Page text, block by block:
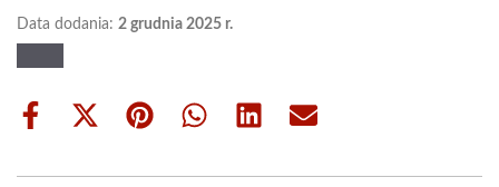
Data dodania: 2 grudnia 2025 r.
Share
Share
(Twitter)
Share Share Share Share